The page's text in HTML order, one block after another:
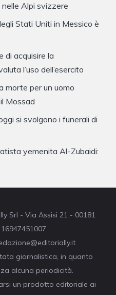
Alpi svizzere
Stati Uniti in Messico è
di acquisire la
l’uso dell’esercito
morte per un uomo
Mossad
si svolgono i funerali di
yemenita Al-Zubaidi:
Srl - Via Assisi 21 - 00181
giornalistica, in quanto
alcuna periodicità.
un prodotto editoriale ai